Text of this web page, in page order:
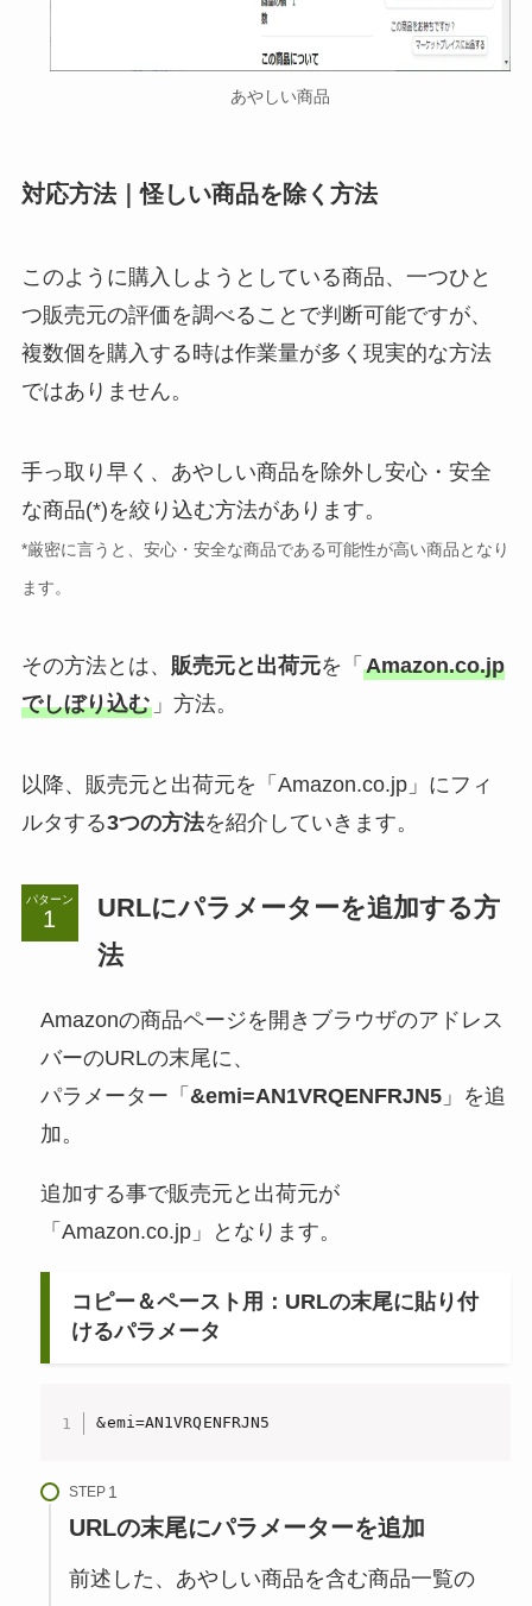
あやしい商品
対応方法｜怪しい商品を除く方法
このように購入しようとしている商品、一つひと
つ販売元の評価を調べることで判断可能ですが、
複数個を購入する時は作業量が多く現実的な方法
ではありません。
手っ取り早く、あやしい商品を除外し安心・安全
な商品(*)を絞り込む方法があります。
*厳密に言うと、安心・安全な商品である可能性が高い商品となり
ます。
その方法とは、 販売元と出荷元を「 Amazon.co.jp
でしぼり込む」方法。
以降、販売元と出荷元を「Amazon.co.jp」にフィ
ルタする3つの方法を紹介していきます。
パターン
URLにパラメーターを追加する方
法
Amazonの商品ページを開きブラウザのアドレス
バーのURLの末尾に、
パラメーター「 &emi=AN1VRQENFRJN5」を追
加。
追加する事で販売元と出荷元が
「Amazon.co.jp」となります。
コピー＆ペースト用：URLの末尾に貼り付
けるパラメータ
&emi=AN1VRQENFRJN5
STEP
URLの末尾にパラメーターを追加
前述した、あやしい商品を含む商品一覧の